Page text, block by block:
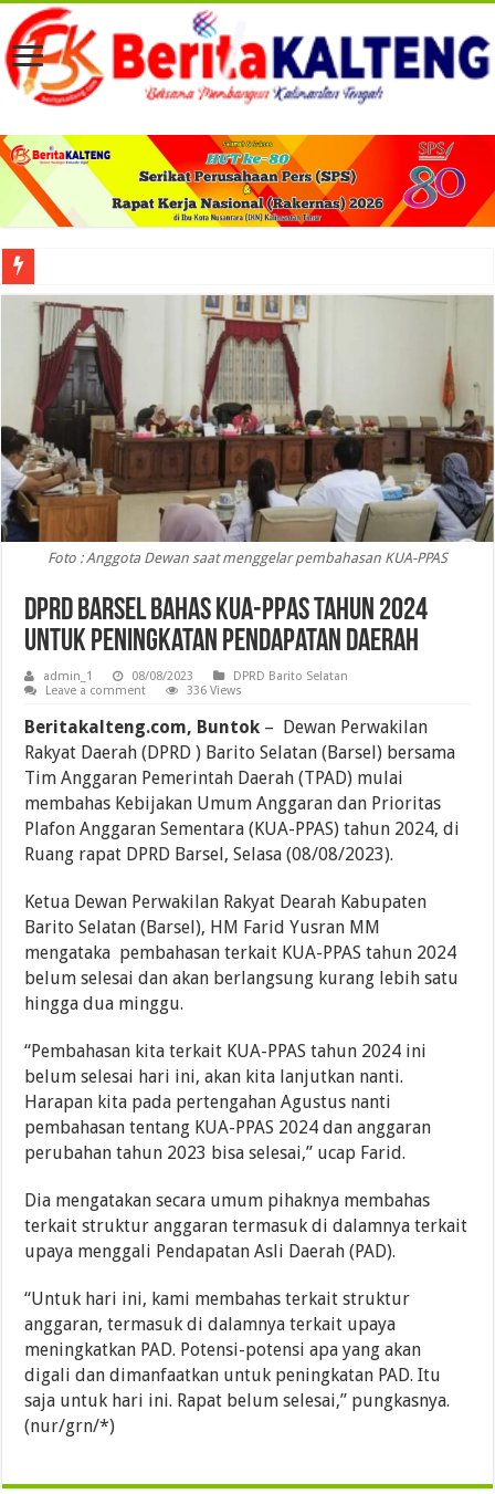
Viral! Selama Dua Bulan Lebih Siltap Serta Tunjangan Pemdes dan BPD di
Foto : Anggota Dewan saat menggelar pembahasan KUA-PPAS
DPRD Barsel Bahas KUA-PPAS Tahun 2024
untuk Peningkatan Pendapatan Daerah
admin_1 08/08/2023
DPRD Barito Selatan
Leave a comment
336 Views
Beritakalteng.com, Buntok – Dewan Perwakilan
Rakyat Daerah (DPRD ) Barito Selatan (Barsel) bersama
Tim Anggaran Pemerintah Daerah (TPAD) mulai
membahas Kebijakan Umum Anggaran dan Prioritas
Plafon Anggaran Sementara (KUA-PPAS) tahun 2024, di
Ruang rapat DPRD Barsel, Selasa (08/08/2023).
Ketua Dewan Perwakilan Rakyat Dearah Kabupaten
Barito Selatan (Barsel), HM Farid Yusran MM
mengataka pembahasan terkait KUA-PPAS tahun 2024
belum selesai dan akan berlangsung kurang lebih satu
hingga dua minggu.
“Pembahasan kita terkait KUA-PPAS tahun 2024 ini
belum selesai hari ini, akan kita lanjutkan nanti.
Harapan kita pada pertengahan Agustus nanti
pembahasan tentang KUA-PPAS 2024 dan anggaran
perubahan tahun 2023 bisa selesai,” ucap Farid.
Dia mengatakan secara umum pihaknya membahas
terkait struktur anggaran termasuk di dalamnya terkait
upaya menggali Pendapatan Asli Daerah (PAD).
“Untuk hari ini, kami membahas terkait struktur
anggaran, termasuk di dalamnya terkait upaya
meningkatkan PAD. Potensi-potensi apa yang akan
digali dan dimanfaatkan untuk peningkatan PAD. Itu
saja untuk hari ini. Rapat belum selesai,” pungkasnya.
(nur/grn/*)